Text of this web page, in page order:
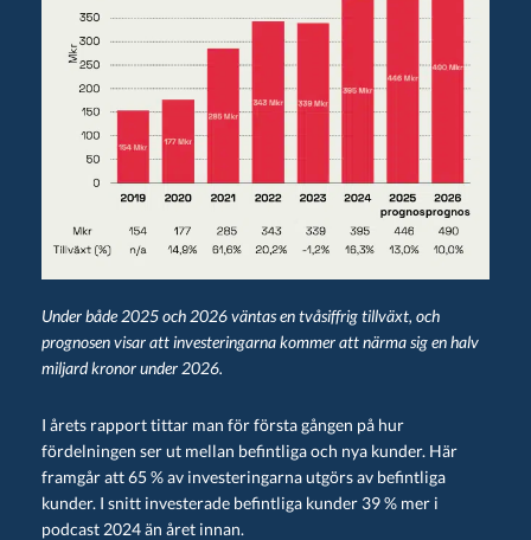
Under både 2025 och 2026 väntas en tvåsiffrig tillväxt, och
prognosen visar att investeringarna kommer att närma sig en halv
miljard kronor under 2026.
I årets rapport tittar man för första gången på hur
fördelningen ser ut mellan befintliga och nya kunder. Här
framgår att 65 % av investeringarna utgörs av befintliga
kunder. I snitt investerade befintliga kunder 39 % mer i
podcast 2024 än året innan.